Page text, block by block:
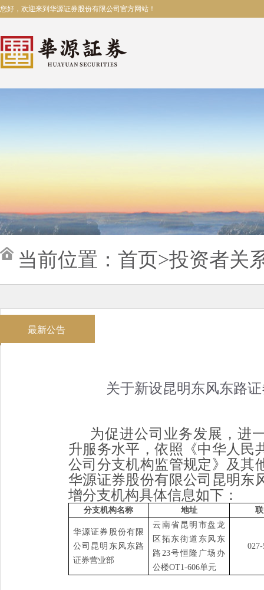
您好，欢迎来到华源证券股份有限公司官方网站！
当前位置： 首页>投资者关
最新公告
关于新设昆明东风东路
为促进公司业务发展，进
升服务水平，依照《中华人民
公司分支机构监管规定》及其
华源证券股份有限公司 昆明东
增分支机构具体信息如下：
分支机构名称 地址
华源证券股份有限
公司昆明东风东路
证券营业部
云南省昆明市盘龙
区拓东街道东风东
路 23号恒隆广场办
公楼OT1-606单元